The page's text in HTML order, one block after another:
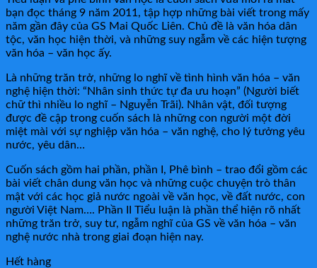
bạn đọc tháng 9 năm 2011, tập hợp những bài viết trong mấy
năm gần đây của GS Mai Quốc Liên. Chủ đề là văn hóa dân
tộc, văn học hiện thời, và những suy ngẫm về các hiện tượng
văn hóa – văn học ấy.
Là những trăn trở, những lo nghĩ về tình hình văn hóa – văn
nghệ hiện thời: “Nhân sinh thức tự đa ưu hoạn” (Người biết
chữ thì nhiều lo nghĩ – Nguyễn Trãi). Nhân vật, đối tượng
được đề cập trong cuốn sách là những con người một đời
miệt mài với sự nghiệp văn hóa – văn nghệ, cho lý tưởng yêu
nước, yêu dân…
Cuốn sách gồm hai phần, phần I, Phê bình – trao đổi gồm các
bài viết chân dung văn học và những cuộc chuyện trò thân
mật với các học giả nước ngoài về văn học, về đất nước, con
người Việt Nam…. Phần II Tiểu luận là phần thể hiện rõ nhất
những trăn trở, suy tư, ngẫm nghĩ của GS về văn hóa – văn
nghệ nước nhà trong giai đoạn hiện nay.
Hết hàng